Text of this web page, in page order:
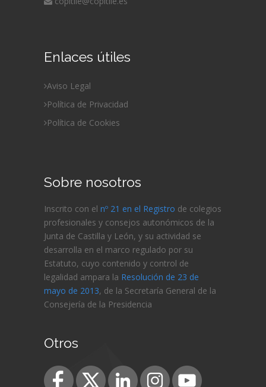
Enlaces útiles
Aviso Legal
Política de Privacidad
Política de Cookies
Sobre nosotros
Inscrito con el nº 21 en el Registro de colegios
profesionales y consejos autonómicos de la
Junta de Castilla y León, y su actividad se
desarrolla en el marco regulado por su
Estatuto, cuyo contenido y control de
legalidad ampara la Resolución de 23 de
mayo de 2013, de la Secretaría General de la
Consejería de la Presidencia
Otros